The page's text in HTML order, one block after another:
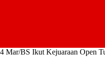
Mar/BS Ikut Kejuaraan Open